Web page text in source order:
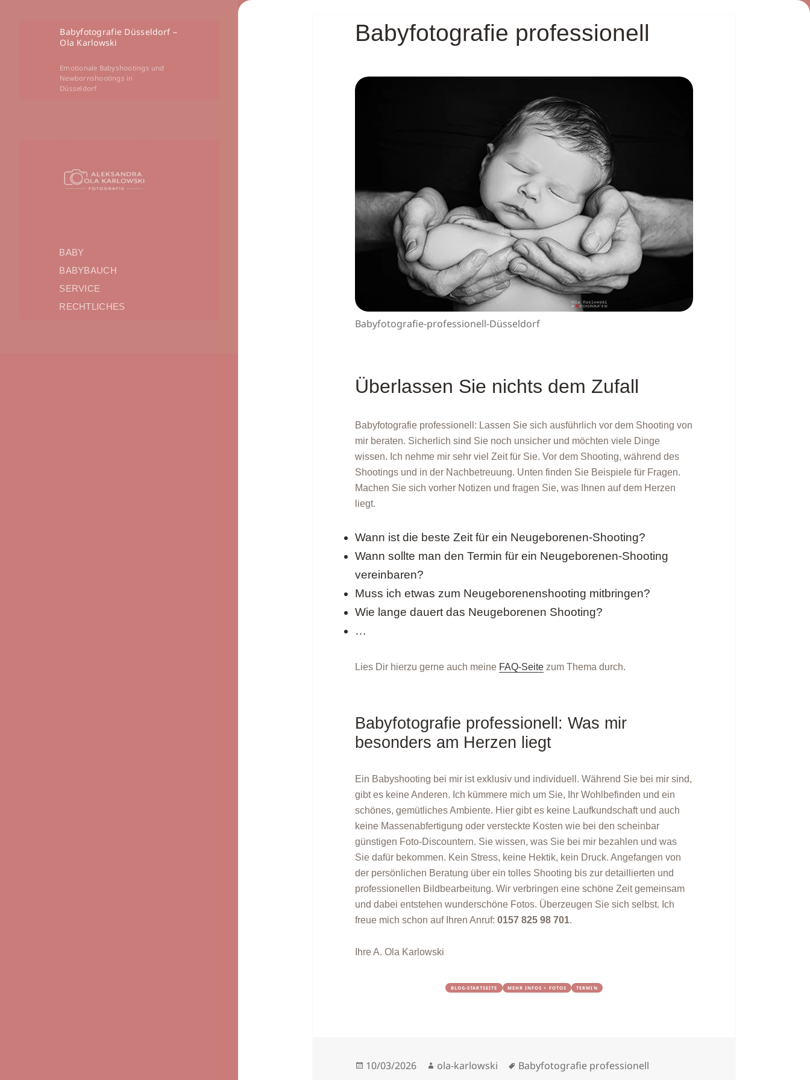
Babyfotografie Düsseldorf –
Ola Karlowski
Emotionale Babyshootings und
Newbornshootings in
Düsseldorf
BABY
BABYBAUCH
SERVICE
RECHTLICHES
Babyfotografie professionell
Babyfotografie-professionell-Düsseldorf
Überlassen Sie nichts dem Zufall
Babyfotografie professionell: Lassen Sie sich ausführlich vor dem Shooting von
mir beraten. Sicherlich sind Sie noch unsicher und möchten viele Dinge
wissen. Ich nehme mir sehr viel Zeit für Sie. Vor dem Shooting, während des
Shootings und in der Nachbetreuung. Unten finden Sie Beispiele für Fragen.
Machen Sie sich vorher Notizen und fragen Sie, was Ihnen auf dem Herzen
liegt.
Wann ist die beste Zeit für ein Neugeborenen-Shooting?
Wann sollte man den Termin für ein Neugeborenen-Shooting
vereinbaren?
Muss ich etwas zum Neugeborenenshooting mitbringen?
Wie lange dauert das Neugeborenen Shooting?
…
Lies Dir hierzu gerne auch meine FAQ-Seite zum Thema durch.
Babyfotografie professionell: Was mir
besonders am Herzen liegt
Ein Babyshooting bei mir ist exklusiv und individuell. Während Sie bei mir sind,
gibt es keine Anderen. Ich kümmere mich um Sie, Ihr Wohlbefinden und ein
schönes, gemütliches Ambiente. Hier gibt es keine Laufkundschaft und auch
keine Massenabfertigung oder versteckte Kosten wie bei den scheinbar
günstigen Foto-Discountern. Sie wissen, was Sie bei mir bezahlen und was
Sie dafür bekommen. Kein Stress, keine Hektik, kein Druck. Angefangen von
der persönlichen Beratung über ein tolles Shooting bis zur detaillierten und
professionellen Bildbearbeitung. Wir verbringen eine schöne Zeit gemeinsam
und dabei entstehen wunderschöne Fotos. Überzeugen Sie sich selbst. Ich
freue mich schon auf Ihren Anruf:0157 825 98 701.
Ihre A. Ola Karlowski
BLOG-STARTSEITE MEHR INFOS + FOTOS TERMIN
Veröffentlicht
10/03/2026 Autor
ola-karlowski Schlagwörter
Babyfotografie professionell